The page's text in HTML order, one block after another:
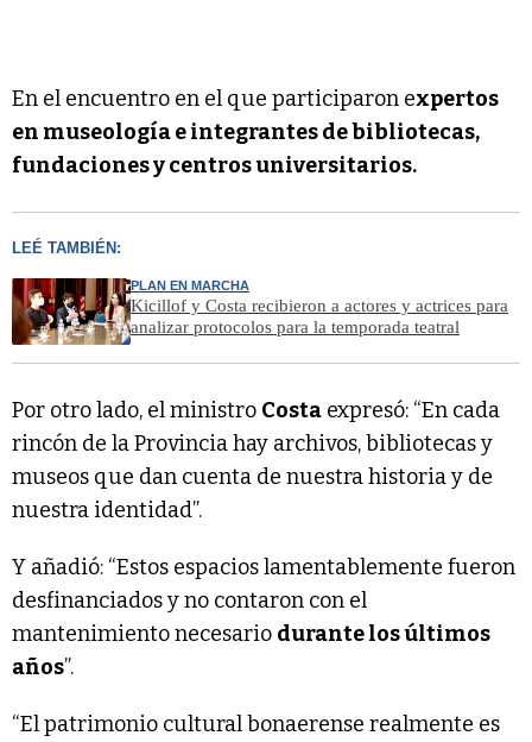
En el encuentro en el que participaron expertos
en museología e integrantes de bibliotecas,
fundaciones y centros universitarios.
LEÉ TAMBIÉN:
PLAN EN MARCHA
Kicillof y Costa recibieron a actores y actrices para
analizar protocolos para la temporada teatral
Por otro lado, el ministro Costa expresó: “En cada
rincón de la Provincia hay archivos, bibliotecas y
museos que dan cuenta de nuestra historia y de
nuestra identidad”.
Y añadió: “Estos espacios lamentablemente fueron
desfinanciados y no contaron con el
mantenimiento necesario durante los últimos
años”.
“El patrimonio cultural bonaerense realmente es